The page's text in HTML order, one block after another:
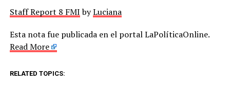
Staff Report 8 FMIbyLuciana
Esta nota fue publicada en el portal LaPolíticaOnline.
Read More
RELATED TOPICS: